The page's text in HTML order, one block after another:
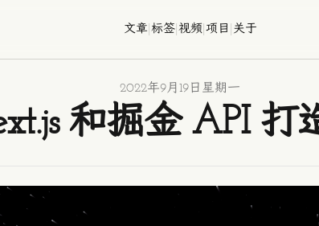
文章 标签| 视频 项目 关于
2022年9月19日星期一
和掘金 API 打